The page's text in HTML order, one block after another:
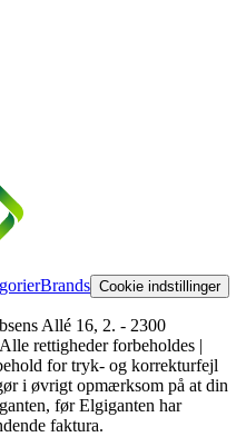
Brands Cookie indstillinger
Allé 16, 2. - 2300
rettigheder forbeholdes |
for tryk- og korrekturfejl
i øvrigt opmærksom på at din
før Elgiganten har
faktura.